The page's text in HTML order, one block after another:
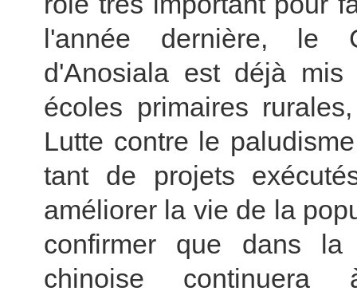
l'année dernière, le
d'Anosiala est déjà
écoles primaires
Lutte contre le
tant de projets
améliorer la vie de la
confirmer que dans
chinoise